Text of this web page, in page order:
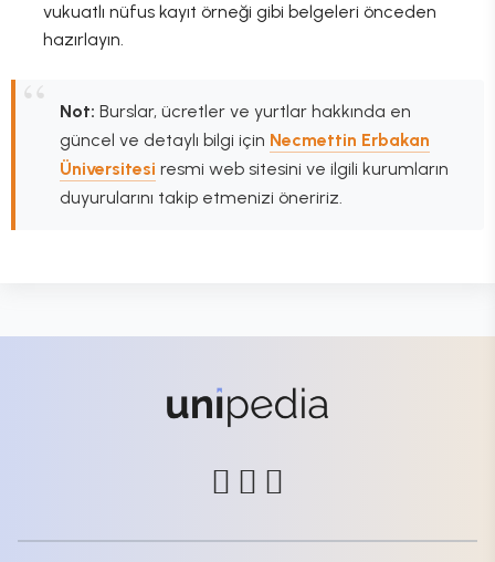
vukuatlı nüfus kayıt örneği gibi belgeleri önceden
hazırlayın.
Not: Burslar, ücretler ve yurtlar hakkında en
güncel ve detaylı bilgi için Necmettin Erbakan
Üniversitesi resmi web sitesini ve ilgili kurumların
duyurularını takip etmenizi öneririz.